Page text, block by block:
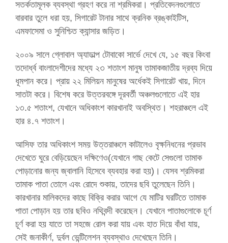
সতর্কতামূলক ব্যবস্থা গ্রহণ করে না শ্রমিকরা। প্রতিবেদনগুলোতে
বারবার তুলে ধরা হয়, সিগারেট টানার সাথে ক্রনিক ব্রঙ্কাইটিস,
এমফাসেমা ও সুনিশ্চিত ক্যান্সার জড়িত।
২০০৯ সালে গ্লোবাল অ্যাডাল্প টোবাকো সার্ভে দেখে যে, ১৫ বছর কিংবা
তদোর্ধ্ব বাংলাদেশীদের মধ্যে ২৩ শতাংশ মানুষ তামাকজাতীয় দ্রব্য দিয়ে
ধূমপান করে। প্রায় ২২ মিলিয়ন মানুষের অর্ধেকই সিগারেট খায়, দিনে
সাতটা করে। বিশেষ করে উত্তরবঙ্গে দূরবর্তী অঞ্চলগুলোতে এই হার
১৩.৫ শতাংশ, যেখানে অধিকাংশ কারখানাই অবস্থিত। শহরাঞ্চলে এই
হার ৪.৭ শতাংশ।
আসিফ তার অধিকাংশ সময় উত্তরাঞ্চলে কাটালেও বৃক্ষনিধনের প্রভাব
দেখেতে ঘুরে বেড়িয়েছেন দক্ষিণেও(যেখানে গাছ কেটে সেগুলো তামাক
পোড়ানোর জন্য জ্বালানি হিসেবে ব্যবহার করা হয়)। যেসব শ্রমিকরা
তামাক পাতা তোলে এবং রোদে শুকায়, তাদের ছবি তুলেছেন তিনি।
কারখানার মালিকদের কাছে বিক্রি করার আগে যে মাটির ঘরটিতে তামাক
পাতা পোড়ান হয় তার ছবিও নথিবন্দী করেছেন। যেখানে পাতাগুলোকে চূর্ণ
চূর্ণ করা হয় যাতে তা সহজে রোল করা যায় এবং হাত দিয়ে বাঁধা যায়,
সেই জনাকীর্ণ, দুর্বল ভেন্টিলেশন ব্যবস্থাও দেখেছেন তিনি।